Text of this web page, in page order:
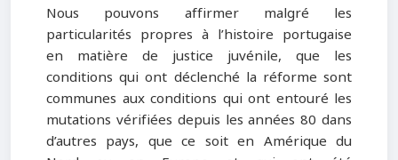
Nous pouvons affirmer malgré les
particularités propres à l’histoire portugaise
en matière de justice juvénile, que les
conditions qui ont déclenché la réforme sont
communes aux conditions qui ont entouré les
mutations vérifiées depuis les années 80 dans
d’autres pays, que ce soit en Amérique du